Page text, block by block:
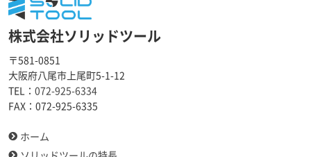
株式会社ソリッドツール
〒581-0851
大阪府八尾市上尾町5-1-12
TEL： 072-925-6334
FAX： 072-925-6335
ホーム